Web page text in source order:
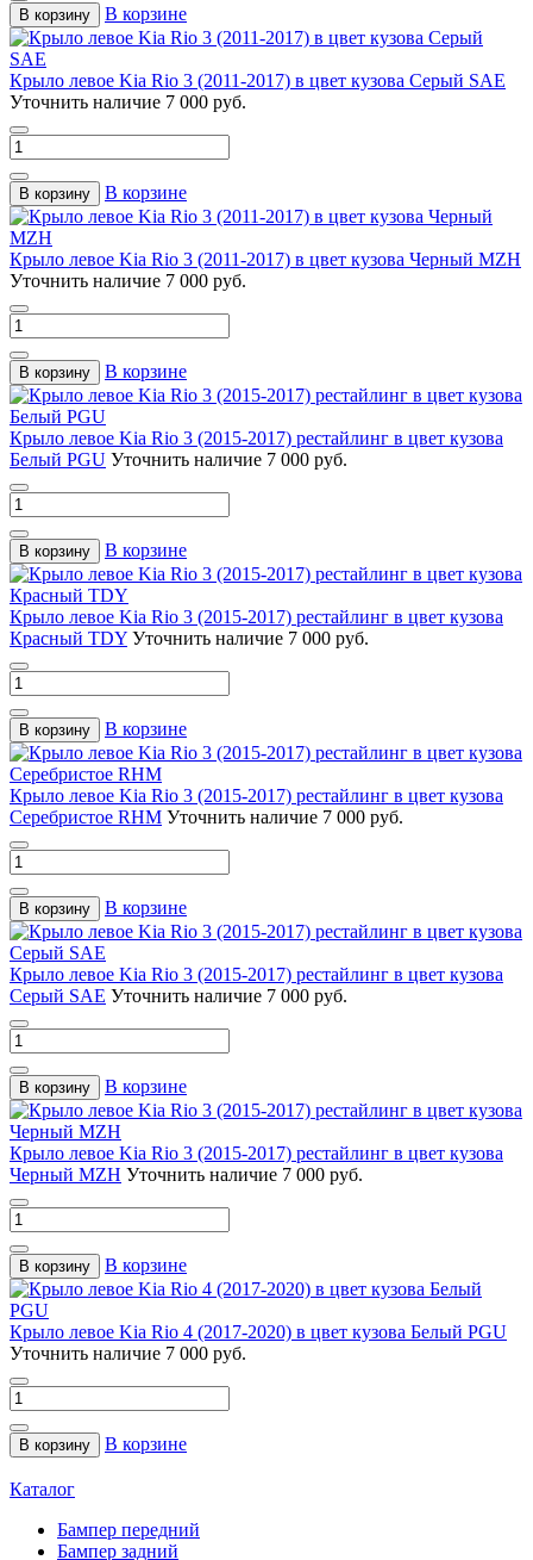
В корзину В корзине
Крыло левое Kia Rio 3 (2011-2017) в цвет кузова Серый SAE
Уточнить наличие 7 000 руб.
В корзину В корзине
Крыло левое Kia Rio 3 (2011-2017) в цвет кузова Черный MZH
Уточнить наличие 7 000 руб.
В корзину В корзине
Крыло левое Kia Rio 3 (2015-2017) рестайлинг в цвет кузова
Белый PGU Уточнить наличие 7 000 руб.
В корзину В корзине
Крыло левое Kia Rio 3 (2015-2017) рестайлинг в цвет кузова
Красный TDY Уточнить наличие 7 000 руб.
В корзину В корзине
Крыло левое Kia Rio 3 (2015-2017) рестайлинг в цвет кузова
Серебристое RHM Уточнить наличие 7 000 руб.
В корзину В корзине
Крыло левое Kia Rio 3 (2015-2017) рестайлинг в цвет кузова
Серый SAE Уточнить наличие 7 000 руб.
В корзину В корзине
Крыло левое Kia Rio 3 (2015-2017) рестайлинг в цвет кузова
Черный MZH Уточнить наличие 7 000 руб.
В корзину В корзине
Крыло левое Kia Rio 4 (2017-2020) в цвет кузова Белый PGU
Уточнить наличие 7 000 руб.
В корзину В корзине
Каталог
Бампер передний
Бампер задний